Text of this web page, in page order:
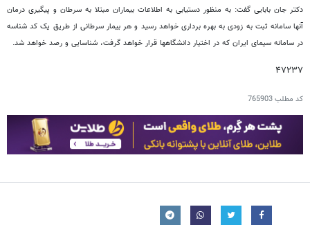
دکتر جان بابایی گفت: به منظور دستیابی به اطلاعات بیماران مبتلا به سرطان و پیگیری درمان
آنها سامانه ثبت به زودی به بهره برداری خواهد رسید و هر بیمار سرطانی از طریق یک کد شناسه
در سامانه سیمای ایران که در اختیار دانشگاهها قرار خواهد گرفت، شناسایی و رصد خواهد شد.
۴۷۲۳۷
کد مطلب765903